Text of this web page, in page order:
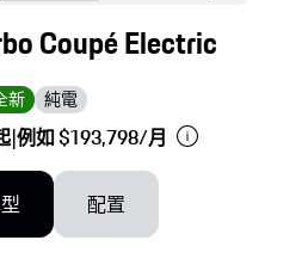
Coupé Electric
新 純電
|例如 $193,798/月
配置